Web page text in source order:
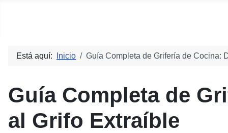
Está aquí: Inicio Guía Completa de Grifería de Cocina:
Guía Completa de
al Grifo Extraíble